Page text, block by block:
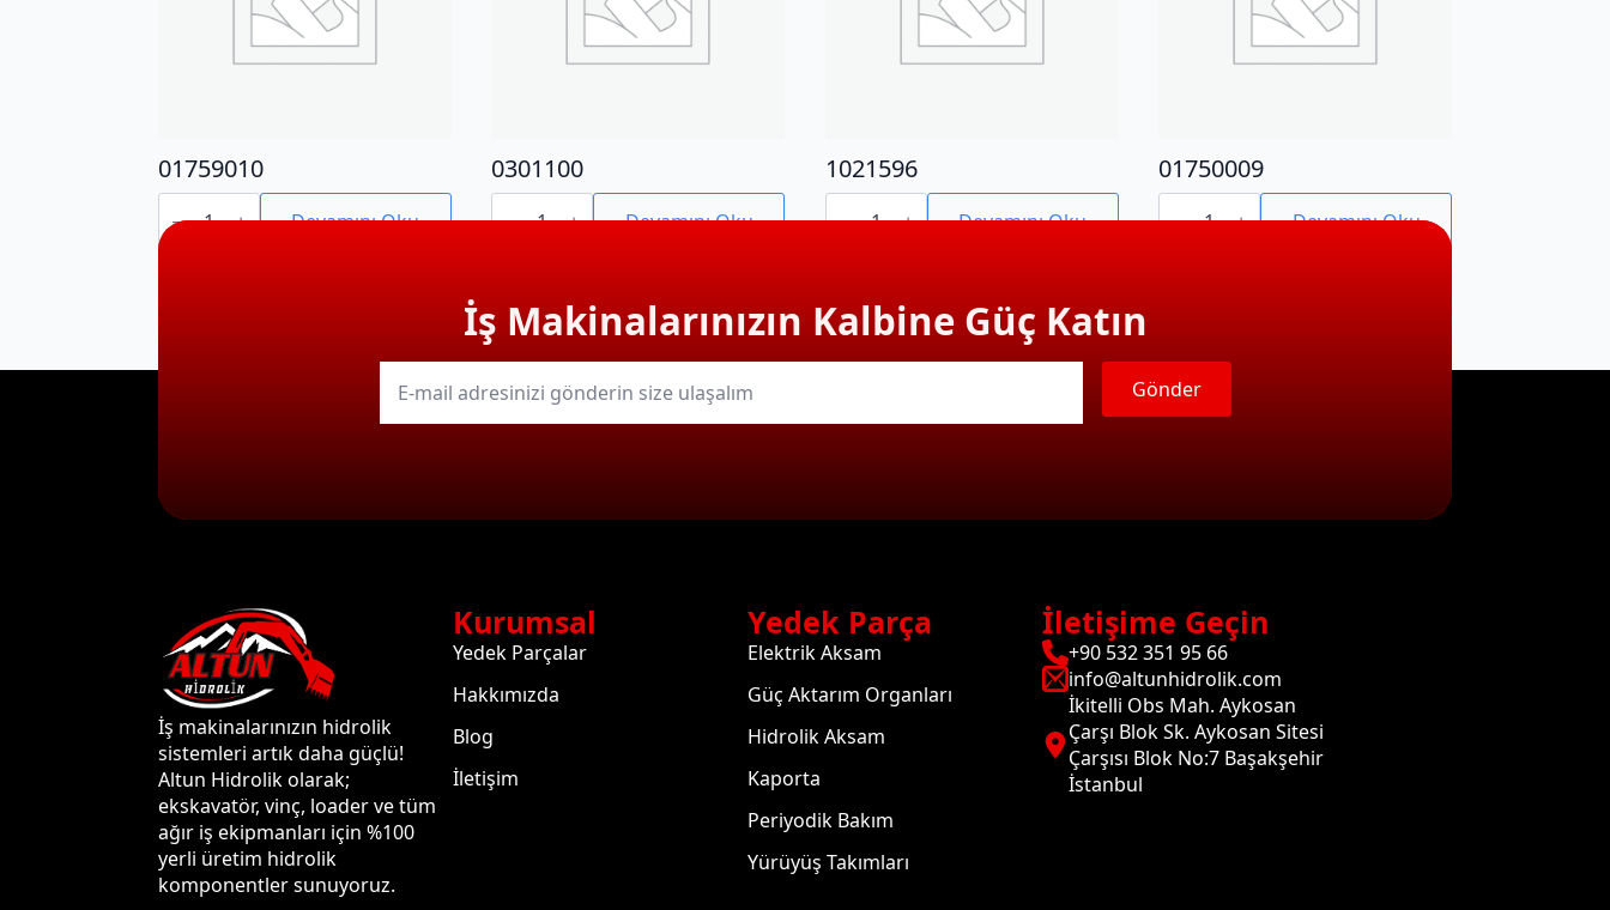
01759010
01759010
adet Devamını Oku
0301100
0301100
adet Devamını Oku
1021596
1021596
adet Devamını Oku
01750009
01750009
adet Devamını Oku
İş Makinalarınızın Kalbine Güç Katın
E-
mail Gönder
İş makinalarınızın hidrolik
sistemleri artık daha güçlü!
Altun Hidrolik olarak;
ekskavatör, vinç, loader ve tüm
ağır iş ekipmanları için %100
yerli üretim hidrolik
komponentler sunuyoruz.
Kurumsal
Yedek Parçalar
Hakkımızda
Blog
İletişim
Yedek Parça
Elektrik Aksam
Güç Aktarım Organları
Hidrolik Aksam
Kaporta
Periyodik Bakım
Yürüyüş Takımları
İletişime Geçin
+90 532 351 95 66
info@altunhidrolik.com
İkitelli Obs Mah. Aykosan
Çarşı Blok Sk. Aykosan Sitesi
Çarşısı Blok No:7 Başakşehir
İstanbul